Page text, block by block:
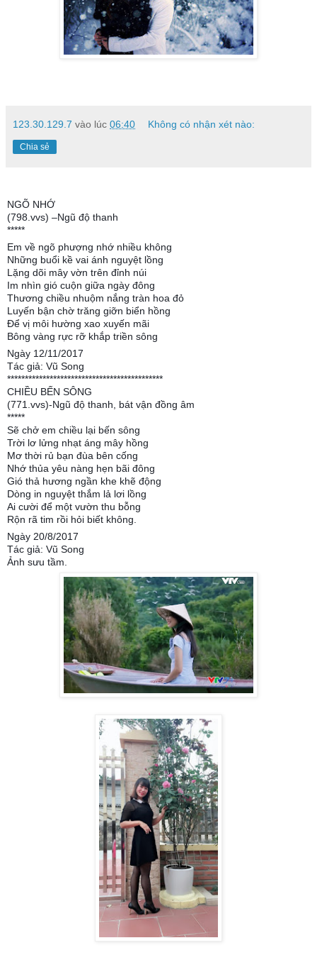
123.30.129.7 vào lúc 06:40 Không có nhận xét nào:
Chia sẻ
NGÕ NHỚ
(798.vvs) –Ngũ độ thanh
*****
Em về ngõ phượng nhớ nhiều không
Những buổi kề vai ánh nguyệt lồng
Lặng dõi mây vờn trên đỉnh núi
Im nhìn gió cuộn giữa ngày đông
Thương chiều nhuộm nắng tràn hoa đỏ
Luyến bận chờ trăng giỡn biển hồng
Để vị môi hường xao xuyến mãi
Bông vàng rực rỡ khắp triền sông
Ngày 12/11/2017
Tác giả: Vũ Song
********************************************
CHIỀU BẾN SÔNG
(771.vvs)-Ngũ độ thanh, bát vận đồng âm
*****
Sẽ chở em chiều lại bến sông
Trời lơ lửng nhạt áng mây hồng
Mơ thời rủ bạn đùa bên cống
Nhớ thủa yêu nàng hẹn bãi đông
Gió thả hương ngần khe khẽ động
Dòng in nguyệt thắm lả lơi lồng
Ai cười để một vườn thu bỗng
Rộn rã tim rồi hỏi biết không.
Ngày 20/8/2017
Tác giả: Vũ Song
Ảnh sưu tầm.